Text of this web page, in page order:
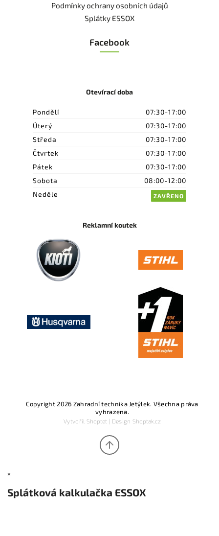
Podmínky ochrany osobních údajů
Splátky ESSOX
Facebook
Otevírací doba
Pondělí
07:30-17:00
Úterý
07:30-17:00
Středa
07:30-17:00
Čtvrtek
07:30-17:00
Pátek
07:30-17:00
Sobota
08:00-12:00
Neděle
ZAVŘENO
Reklamní koutek
Copyright 2026 Zahradní technika Jetýlek. Všechna práva
vyhrazena.
Vytvořil Shoptet| Design Shoptak.cz
×
Splátková kalkulačka ESSOX